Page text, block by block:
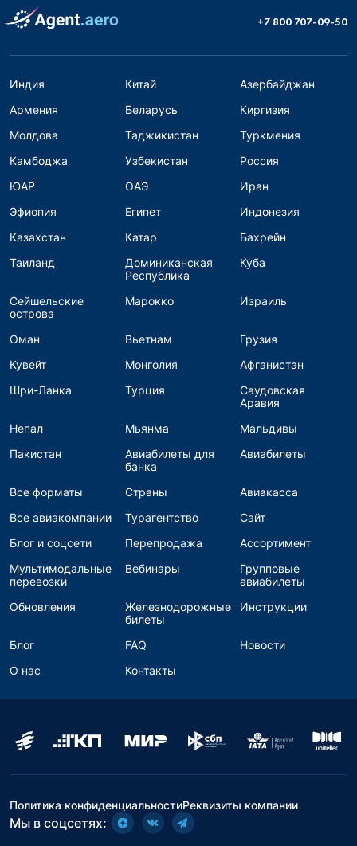
+7 800 707-09-50
Индия Китай
Азербайджан
Армения
Беларусь
Киргизия
Молдова
Таджикистан
Туркмения
Камбоджа
Узбекистан
Россия
ЮАР
ОАЭ
Иран
Эфиопия
Египет
Индонезия
Казахстан
Катар
Бахрейн
Таиланд
Доминиканская
Республика
Куба
Сейшельские
острова
Марокко Израиль
Оман Вьетнам
Грузия
Кувейт
Монголия
Афганистан
Шри-Ланка
Турция
Саудовская
Аравия
Непал
Мьянма
Мальдивы
Пакистан
Авиабилеты для
банка
Авиабилеты
Все форматы Страны
Авиакасса
Все авиакомпании
Турагентство
Сайт
Блог и соцсети
Перепродажа
Ассортимент
Мультимодальные
перевозки
Вебинары
Групповые
авиабилеты
Обновления
Железнодорожные
билеты
Инструкции
Блог FAQ
Новости
О нас
Контакты
Политика конфиденциальностиРеквизиты компании
Мы в соцсетях: